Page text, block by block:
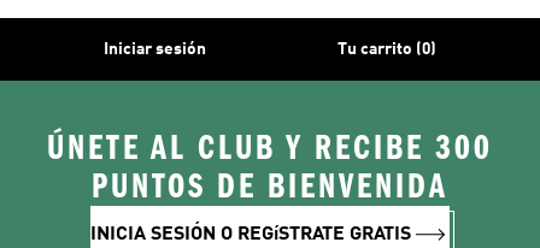
Iniciar sesión Tu carrito (0)
ÚNETE AL CLUB Y RECIBE 300
PUNTOS DE BIENVENIDA
INICIA SESIÓN O REGíSTRATE GRATIS